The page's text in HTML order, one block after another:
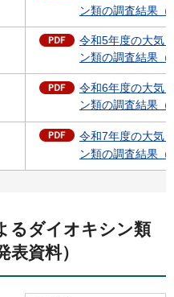
ン類の調査結果（
令和5年度の大気
ン類の調査結果（
令和6年度の大気
ン類の調査結果（
令和7年度の大気
ン類の調査結果（
るダイオキシン類
表資料）